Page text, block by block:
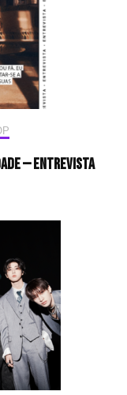
— Entrevista